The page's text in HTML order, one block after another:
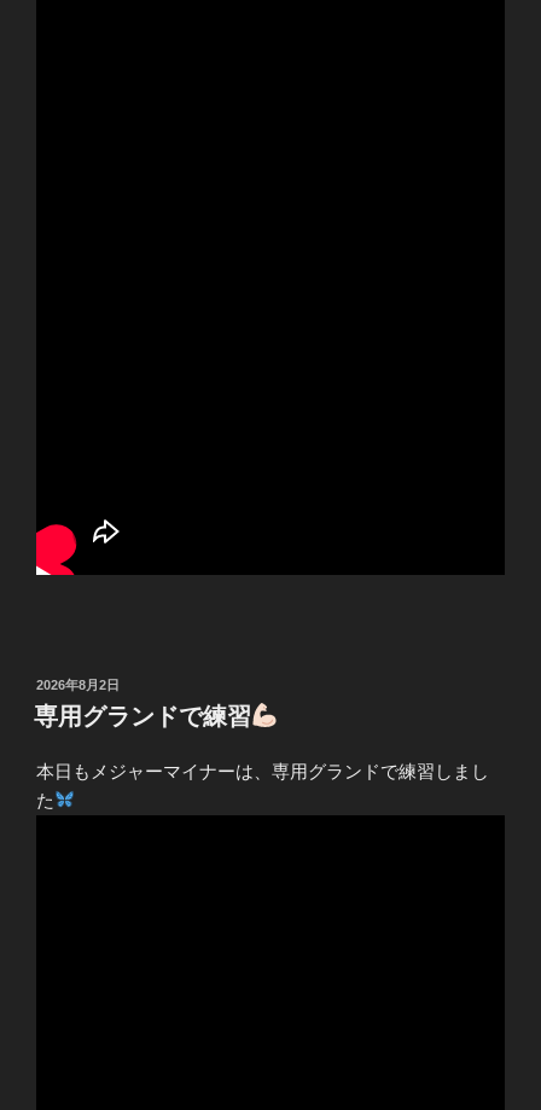
投
稿
日:
2026年8月2日
専用グランドで練習
本日もメジャーマイナーは、専用グランドで練習しまし
た